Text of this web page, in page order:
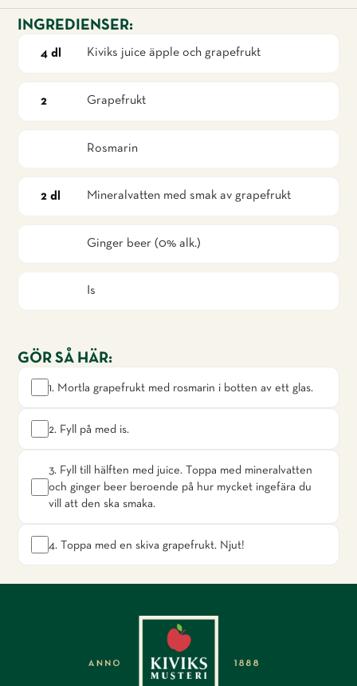
INGREDIENSER:
4 dl Kiviks juice äpple och grapefrukt
2 Grapefrukt
Rosmarin
2 dl Mineralvatten med smak av grapefrukt
Ginger beer (0% alk.)
Is
GÖR SÅ HÄR:
1. Mortla grapefrukt med rosmarin i botten av ett glas.
2. Fyll på med is.
3. Fyll till hälften med juice. Toppa med mineralvatten
och ginger beer beroende på hur mycket ingefära du
vill att den ska smaka.
4. Toppa med en skiva grapefrukt. Njut!